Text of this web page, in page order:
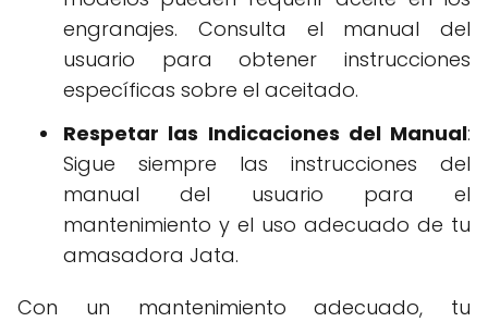
engranajes. Consulta el manual del
usuario para obtener instrucciones
específicas sobre el aceitado.
Respetar las Indicaciones del Manual:
Sigue siempre las instrucciones del
manual del usuario para el
mantenimiento y el uso adecuado de tu
amasadora Jata.
Con un mantenimiento adecuado, tu